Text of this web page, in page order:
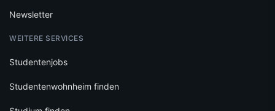
Newsletter
WEITERE SERVICES
Studentenjobs
Studentenwohnheim finden